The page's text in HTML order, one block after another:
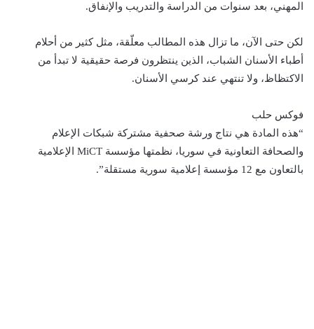
المهني، بعد سنوات من الدراسة والتدريب والإنفاق.
لكن حتى الآن، ما تزال هذه المطالب معلّقة، مثل كثير من أحلام
أطباء الأسنان الشباب، الذين ينتظرون فرصة حقيقية لا تبدأ من
الاكتظاظ، ولا تنتهي عند كرسي الأسنان.
فوكس حلب
“هذه المادة هي نتاج ورشة صحفية مشتركة شبكات الإعلام
والصحافة التعاونية في سوريا، نظمتها مؤسسة MiCT الإعلامية
بالتعاون مع 12 مؤسسة إعلامية سورية مستقلة”.